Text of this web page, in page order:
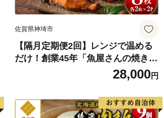
佐賀県神埼市
【隔月定期便2回】レンジで温める
だけ！創業45年「魚屋さんの焼き
魚」塩鮭・銀ダラ各2枚×2袋【魚料
理 夕食 おかず 簡単 手軽 レンチン
ふるさと納税】(H032118)
28,000円